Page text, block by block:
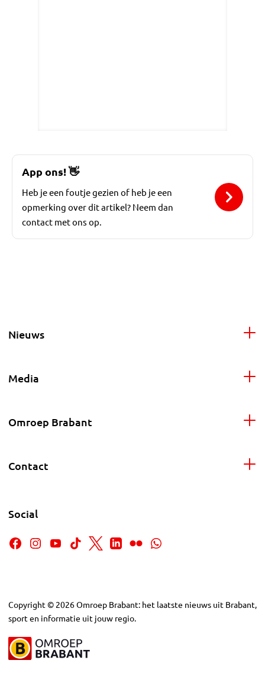
App ons!👋
Heb je een foutje gezien of heb je een
opmerking over dit artikel? Neem dan
contact met ons op.
Nieuws
Media
Omroep Brabant
Contact
Social
Copyright © 2026Omroep Brabant: het laatste nieuws uit Brabant,
sport en informatie uit jouw regio.